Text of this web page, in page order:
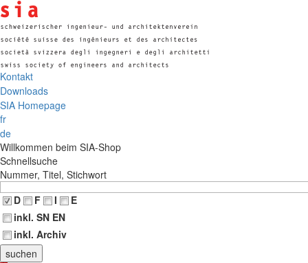
Kontakt
Downloads
SIA Homepage
fr
de
Willkommen beim SIA-Shop
Schnellsuche
Nummer, Titel, Stichwort
D
F I
E
inkl. SN EN
inkl. Archiv